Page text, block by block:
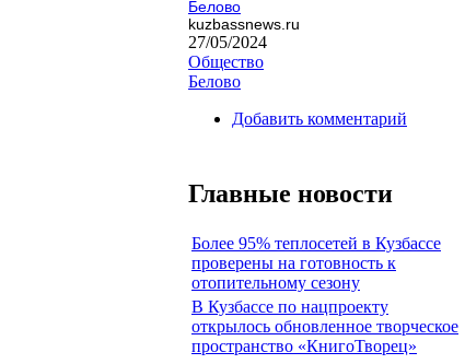
Белово
kuzbassnews.ru
27/05/2024
Общество
Белово
Добавить комментарий
Главные новости
Более 95% теплосетей в Кузбассе
проверены на готовность к
отопительному сезону
В Кузбассе по нацпроекту
открылось обновленное творческое
пространство «КнигоТворец»